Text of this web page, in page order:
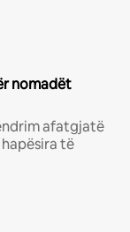
nomadët
afatgjatë
të